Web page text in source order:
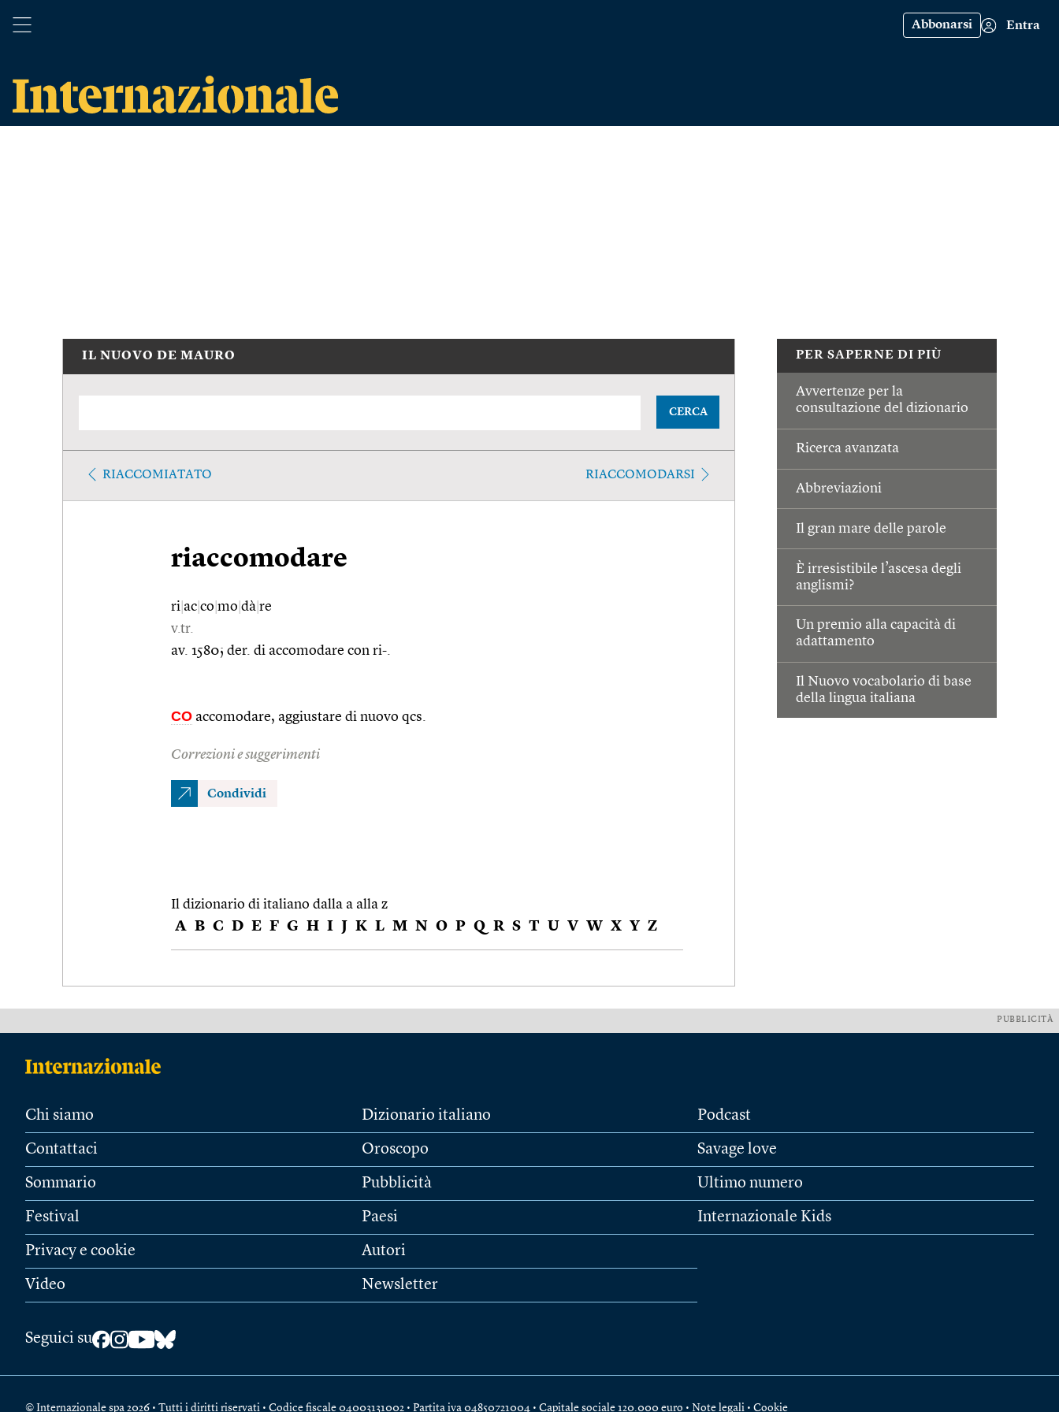
Abbonarsi Entra
PER SAPERNE DI PIÙ
Avvertenze per la
consultazione del dizionario
Ricerca avanzata
Abbreviazioni
Il gran mare delle parole
È irresistibile l’ascesa degli
anglismi?
Un premio alla capacità di
adattamento
Il Nuovo vocabolario di base
della lingua italiana
IL NUOVO DE MAURO
CERCA
RIACCOMIATATO RIACCOMODARSI
riaccomodare
ri ac co mo dà re
v.tr.
av. 1580; der. di accomodare con ri-.
CO accomodare, aggiustare di nuovo qcs.
Correzioni e suggerimenti
Condividi
Il dizionario di italiano dalla a alla z
A B C D E F G H I J K L M N O P Q R S T U V W X Y Z
PUBBLICITÀ
Chi siamo
Contattaci
Sommario
Festival
Privacy e cookie
Video
Dizionario italiano
Oroscopo
Pubblicità
Paesi
Autori
Newsletter
Podcast
Savage love
Ultimo numero
Internazionale Kids
Seguici su
© Internazionale spa 2026 • Tutti i diritti riservati • Codice fiscale 04003131002 • Partita iva 04850721004 • Capitale sociale 120.000 euro • Note legali • Cookie